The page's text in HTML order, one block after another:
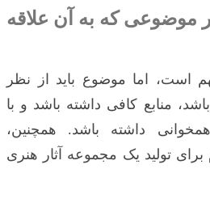
موضوعی که به آن علاقه
است، اما موضوع باید از نظر
منابع کافی داشته باشد و با
داشته باشد. همچنین،
برای تولید یک مجموعه آثار هنری